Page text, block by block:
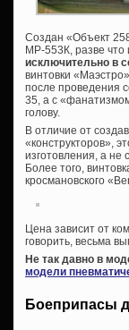
Создан «Объект
МР-553К, разве что
исключительно в
винтовки
после проведения
35, а с
голову.
В отличие от
«конструкторов»,
изготовления, а не
Более того,
кросмановского
Цена зависит от
говорить, весьма
Не так давно в
модели
Боеприпасы